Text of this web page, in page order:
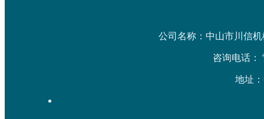
公司名称：中山市川信机
咨询电话：
地址